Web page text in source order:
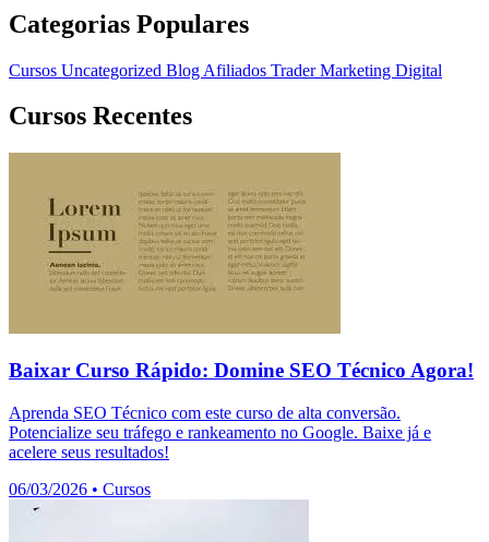
Categorias Populares
Cursos Uncategorized Blog Afiliados TraderMarketing Digital
Cursos Recentes
Baixar Curso Rápido: Domine SEO Técnico Agora!
Aprenda SEO Técnico com este curso de alta conversão.
Potencialize seu tráfego e rankeamento no Google. Baixe já e
acelere seus resultados!
06/03/2026 • Cursos